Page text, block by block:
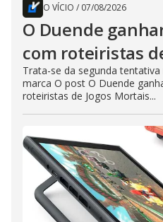
O VÍCIO / 07/08/2026
O Duende
com roteiristas
Trata-se da segunda
marca O post O Duende
roteiristas de Jogos Mortais...